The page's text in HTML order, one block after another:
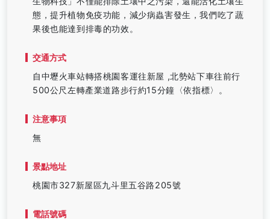
態，提升植物免疫功能，減少病蟲害發生，我們吃了蔬
果後也能達到排毒的功效。
交通方式
自中壢火車站轉搭桃園客運往新屋 ,北勢站下車往前行
500公尺左轉產業道路步行約15分鐘〈依指標〉。
注意事項
無
景點地址
桃園市327新屋區九斗里五谷路205號
電話號碼